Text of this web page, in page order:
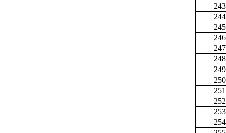
243
244
245
246
247
248
249
250
251
252
253
254